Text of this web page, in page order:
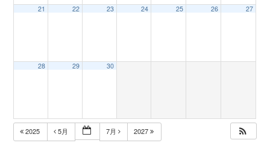
21 22 23 24 25 26 27
28 29 30
2025 5月 7月 2027